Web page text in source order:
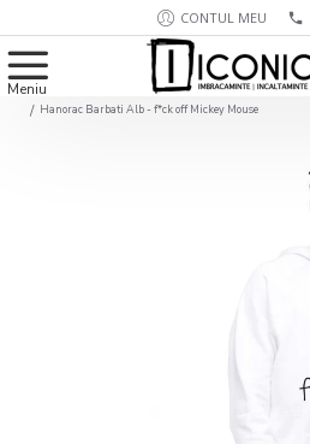
CONTUL MEU
Hanorac Barbati Alb - f*ck off Mickey Mouse